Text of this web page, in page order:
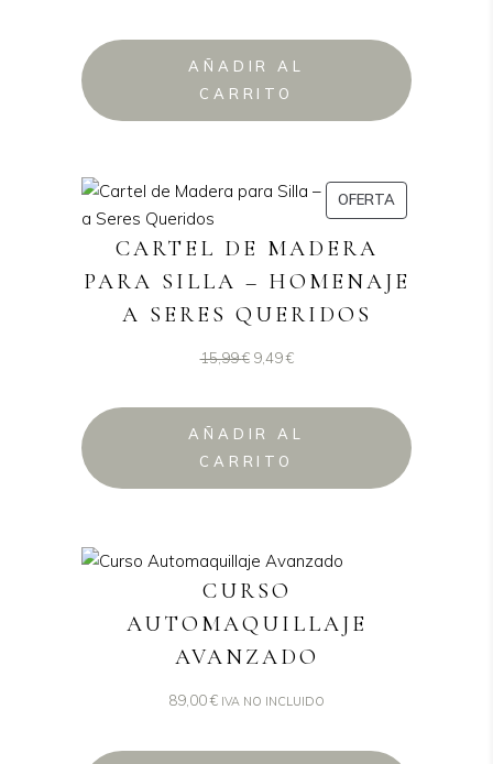
AÑADIR AL
CARRITO
OFERTA
CARTEL DE MADERA
PARA SILLA – HOMENAJE
A SERES QUERIDOS
15,99€ El
original
era:
15,99 €.
9,49€El
actual
es:
AÑADIR AL
CARRITO
CURSO
AUTOMAQUILLAJE
AVANZADO
89,00€ IVA NO INCLUIDO